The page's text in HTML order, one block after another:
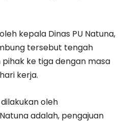
kepala Dinas PU Natuna,
tersebut tengah
ke tiga dengan masa
kerja.
oleh
adalah, pengajuan